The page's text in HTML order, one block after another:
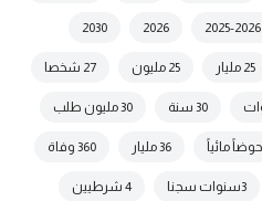
2025-2026
2026
2030
25 مليار 25 مليون 27 شخصا
30 سنة 30 مليون طلب
36 مليار 360 وفاة
3سنوات سجنا 4 شرطيين